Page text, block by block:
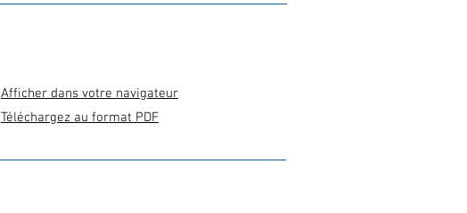
Afficher dans votre navigateur
Téléchargez au format PDF